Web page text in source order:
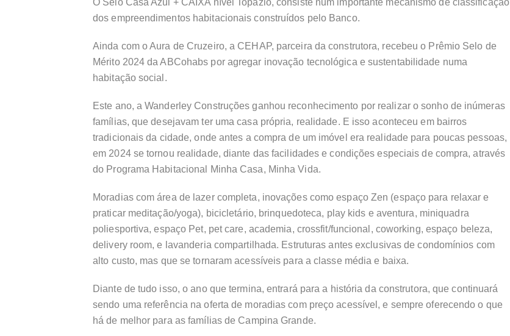
dos empreendimentos habitacionais construídos pelo Banco.
Ainda com o Aura de Cruzeiro, a CEHAP, parceira da construtora, recebeu o Prêmio Selo de
Mérito 2024 da ABCohabs por agregar inovação tecnológica e sustentabilidade numa
habitação social.
Este ano, a Wanderley Construções ganhou reconhecimento por realizar o sonho de inúmeras
famílias, que desejavam ter uma casa própria, realidade. E isso aconteceu em bairros
tradicionais da cidade, onde antes a compra de um imóvel era realidade para poucas pessoas,
em 2024 se tornou realidade, diante das facilidades e condições especiais de compra, através
do Programa Habitacional Minha Casa, Minha Vida.
Moradias com área de lazer completa, inovações como espaço Zen (espaço para relaxar e
praticar meditação/yoga), bicicletário, brinquedoteca, play kids e aventura, miniquadra
poliesportiva, espaço Pet, pet care, academia, crossfit/funcional, coworking, espaço beleza,
delivery room, e lavanderia compartilhada. Estruturas antes exclusivas de condomínios com
alto custo, mas que se tornaram acessíveis para a classe média e baixa.
Diante de tudo isso, o ano que termina, entrará para a história da construtora, que continuará
sendo uma referência na oferta de moradias com preço acessível, e sempre oferecendo o que
há de melhor para as famílias de Campina Grande.